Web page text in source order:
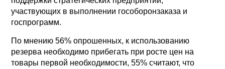
участвующих в выполнении гособоронзаказа и
госпрограмм.
По мнению 56% опрошенных, к использованию
резерва необходимо прибегать при росте цен на
товары первой необходимости, 55% считают, что